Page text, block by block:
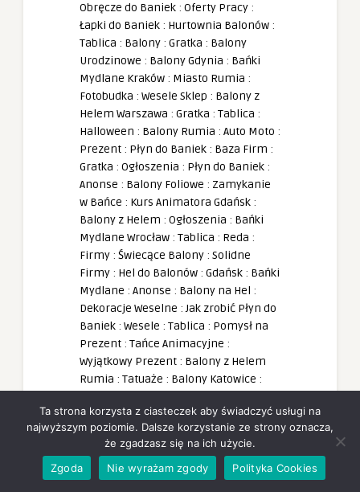
Obręcze do Baniek : Oferty Pracy :
Łapki do Baniek : Hurtownia Balonów :
Tablica : Balony : Gratka : Balony
Urodzinowe : Balony Gdynia : Bańki
Mydlane Kraków : Miasto Rumia :
Fotobudka : Wesele Sklep : Balony z
Helem Warszawa : Gratka : Tablica :
Halloween : Balony Rumia : Auto Moto :
Prezent : Płyn do Baniek : Baza Firm :
Gratka : Ogłoszenia : Płyn do Baniek :
Anonse : Balony Foliowe : Zamykanie
w Bańce : Kurs Animatora Gdańsk :
Balony z Helem : Ogłoszenia : Bańki
Mydlane Wrocław : Tablica : Reda :
Firmy : Świecące Balony : Solidne
Firmy : Hel do Balonów : Gdańsk : Bańki
Mydlane : Anonse : Balony na Hel :
Dekoracje Weselne :Jak zrobić Płyn do
Baniek : Wesele : Tablica : Pomysł na
Prezent : Tańce Animacyjne :
Wyjątkowy Prezent : Balony z Helem
Rumia : Tatuaże : Balony Katowice :
Hurtownia Animatora: Tatuaże
Brokatowe:Animacje dla Dzieci:
Szablony Tatuaży :Hurtownia Balonów
Rumia:PartyBox: Animator Seniora:
Ta strona korzysta z ciasteczek aby świadczyć usługi na
najwyższym poziomie. Dalsze korzystanie ze strony oznacza,
że zgadzasz się na ich użycie.
Zgoda
Nie wyrażam zgody Polityka Cookies